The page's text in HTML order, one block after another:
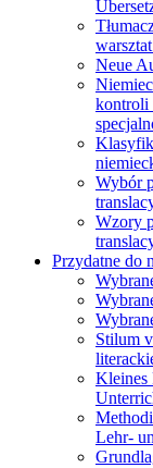
Neue
kontroli
Wybór
Wzory
Przydatne do
Stilum
Kleines
Lehr-